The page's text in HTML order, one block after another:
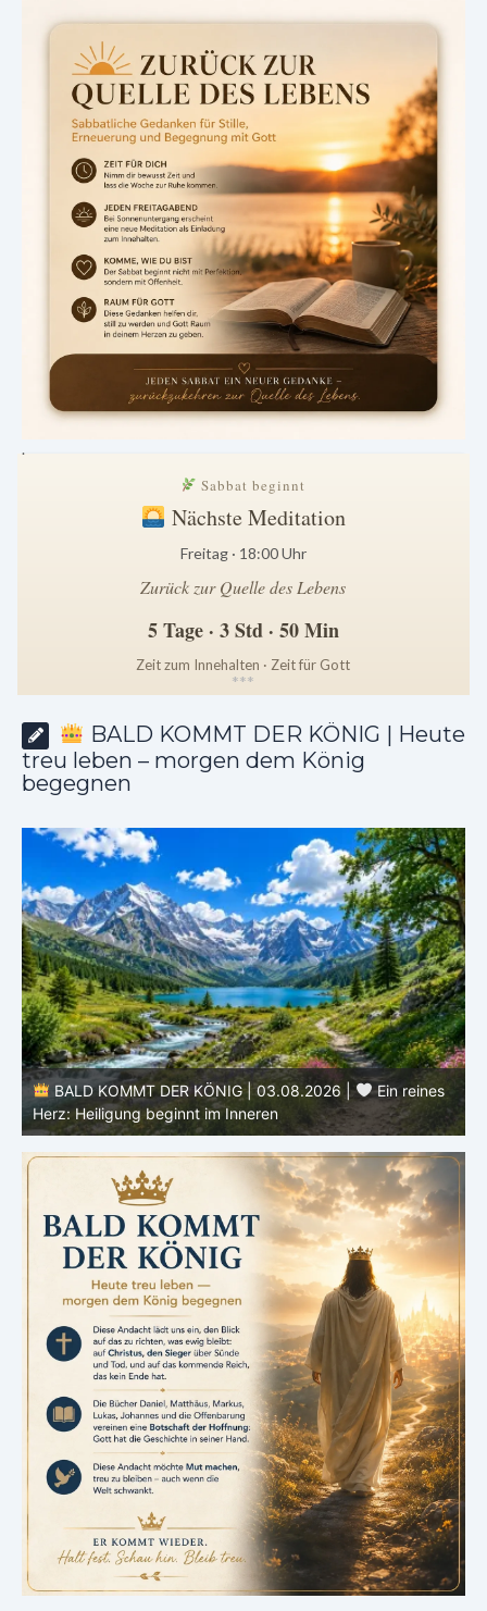
.
Sabbat beginnt
Nächste Meditation
Freitag · 18:00 Uhr
Zurück zur Quelle des Lebens
5 Tage · 3 Std · 50 Min
Zeit zum Innehalten · Zeit für Gott
***
BALD KOMMT DER KÖNIG | Heute
treu leben – morgen dem König
begegnen
BALD KOMMT DER KÖNIG | 02.08.2026 |
Christus
ähnlicher werden: Verwandlung von innen heraus